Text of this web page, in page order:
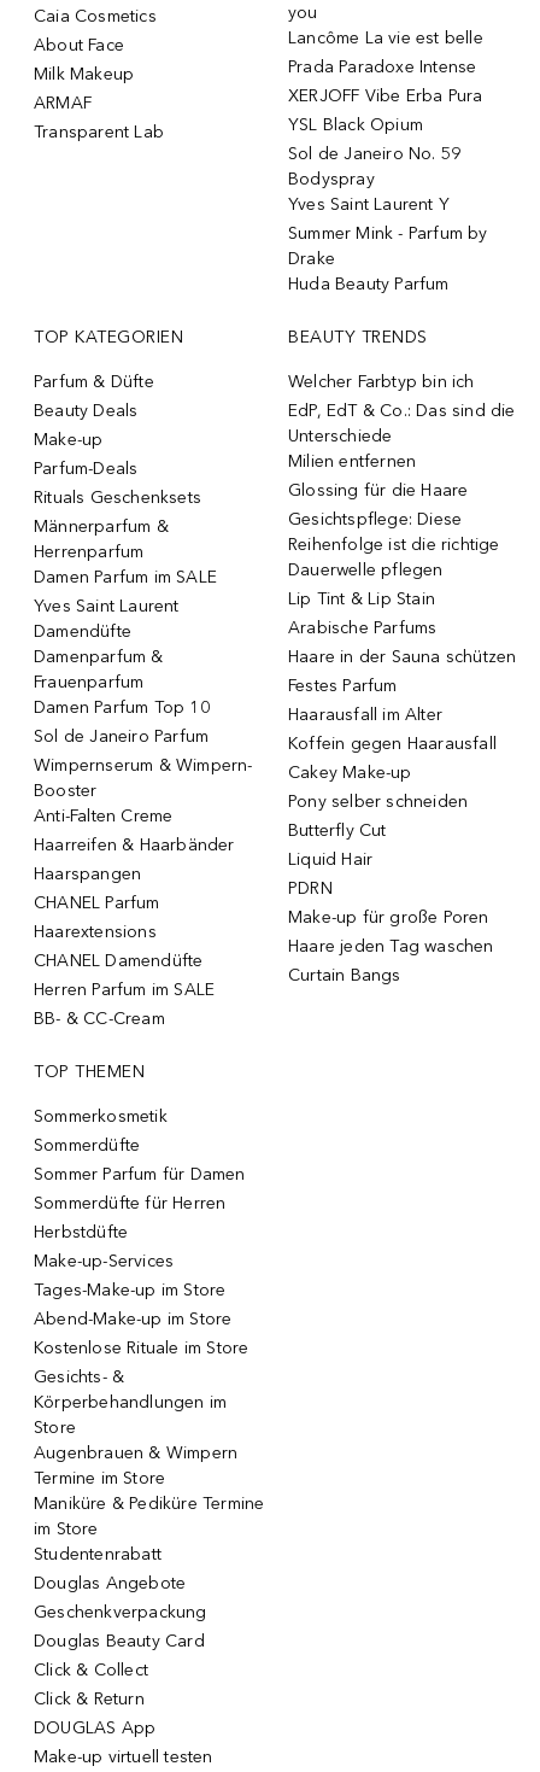
Caia Cosmetics
About Face
Milk Makeup
ARMAF
Transparent Lab
you
Lancôme La vie est belle
Prada Paradoxe Intense
XERJOFF Vibe Erba Pura
YSL Black Opium
Sol de Janeiro No. 59
Bodyspray
Yves Saint Laurent Y
Summer Mink - Parfum by
Drake
Huda Beauty Parfum
TOP KATEGORIEN
Parfum & Düfte
Beauty Deals
Make-up
Parfum-Deals
Rituals Geschenksets
Männerparfum &
Herrenparfum
Damen Parfum im SALE
Yves Saint Laurent
Damendüfte
Damenparfum &
Frauenparfum
Damen Parfum Top 10
Sol de Janeiro Parfum
Wimpernserum & Wimpern-
Booster
Anti-Falten Creme
Haarreifen & Haarbänder
Haarspangen
CHANEL Parfum
Haarextensions
CHANEL Damendüfte
Herren Parfum im SALE
BB- & CC-Cream
BEAUTY TRENDS
Welcher Farbtyp bin ich
EdP, EdT & Co.: Das sind die
Unterschiede
Milien entfernen
Glossing für die Haare
Gesichtspflege: Diese
Reihenfolge ist die richtige
Dauerwelle pflegen
Lip Tint & Lip Stain
Arabische Parfums
Haare in der Sauna schützen
Festes Parfum
Haarausfall im Alter
Koffein gegen Haarausfall
Cakey Make-up
Pony selber schneiden
Butterfly Cut
Liquid Hair
PDRN
Make-up für große Poren
Haare jeden Tag waschen
Curtain Bangs
TOP THEMEN
Sommerkosmetik
Sommerdüfte
Sommer Parfum für Damen
Sommerdüfte für Herren
Herbstdüfte
Make-up-Services
Tages-Make-up im Store
Abend-Make-up im Store
Kostenlose Rituale im Store
Gesichts- &
Körperbehandlungen im
Store
Augenbrauen & Wimpern
Termine im Store
Maniküre & Pediküre Termine
im Store
Studentenrabatt
Douglas Angebote
Geschenkverpackung
Douglas Beauty Card
Click & Collect
Click & Return
DOUGLAS App
Make-up virtuell testen